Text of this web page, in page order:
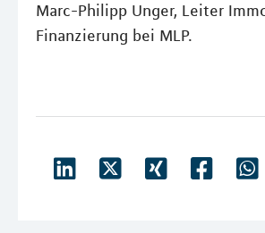
Marc-Philipp Unger, Leiter
Finanzierung bei MLP.